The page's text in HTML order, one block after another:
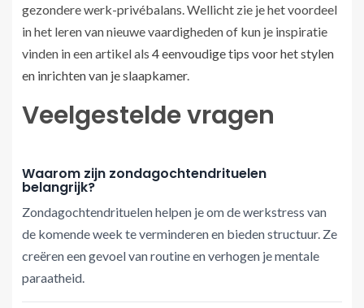
gezondere werk-privébalans. Wellicht zie je het voordeel
in het leren van nieuwe vaardigheden of kun je inspiratie
vinden in een artikel als 4 eenvoudige tips voor het stylen
en inrichten van je slaapkamer.
Veelgestelde vragen
Waarom zijn zondagochtendrituelen
belangrijk?
Zondagochtendrituelen helpen je om de werkstress van
de komende week te verminderen en bieden structuur. Ze
creëren een gevoel van routine en verhogen je mentale
paraatheid.